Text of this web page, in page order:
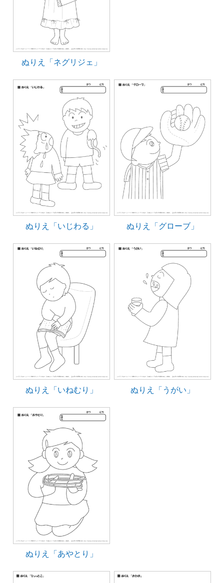
ぬりえ「ネグリジェ」
ぬりえ「いじわる」 ぬりえ「グローブ」
ぬりえ「いねむり」 ぬりえ「うがい」
ぬりえ「あやとり」